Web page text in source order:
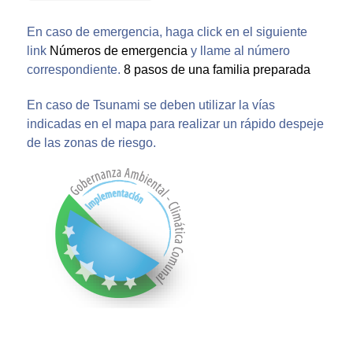
En caso de emergencia, haga click en el siguiente
link Números de emergencia y llame al número
correspondiente. 8 pasos de una familia preparada
En caso de Tsunami se deben utilizar la vías
indicadas en el mapa para realizar un rápido despeje
de las zonas de riesgo.